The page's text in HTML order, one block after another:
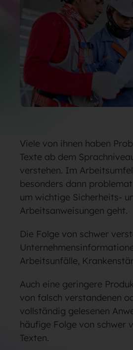
Viele von ihnen haben
Texte ab dem
verstehen. Im
besonders dann
um wichtige Sicherheits-
Arbeitsanweisungen geht.
Die Folge von schwer
Arbeitsunfälle,
Auch eine geringere
von falsch verstandenen
vollständig gelesenen
häufige Folge von schwer
Texten.